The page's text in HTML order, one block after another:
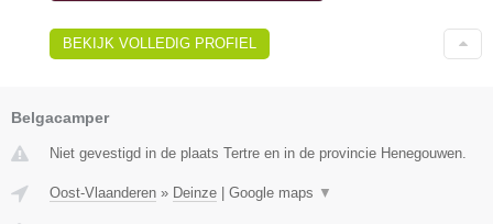
BEKIJK VOLLEDIG PROFIEL
Belgacamper
Niet gevestigd in de plaats Tertre en in de provincie Henegouwen.
Oost-Vlaanderen » Deinze Google maps ▼